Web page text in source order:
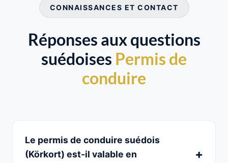
CONNAISSANCES ET CONTACT
Réponses aux questions
suédoises Permis de
conduire
Le permis de conduire suédois
(Körkort) est-il valable en